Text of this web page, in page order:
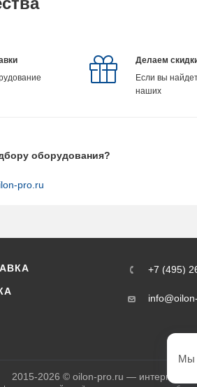
Делаем
Если вы
наших
оборудования?
pro.ru
+7 (495)
2015-2026 © oilon-pro.ru — интернет-
Мы